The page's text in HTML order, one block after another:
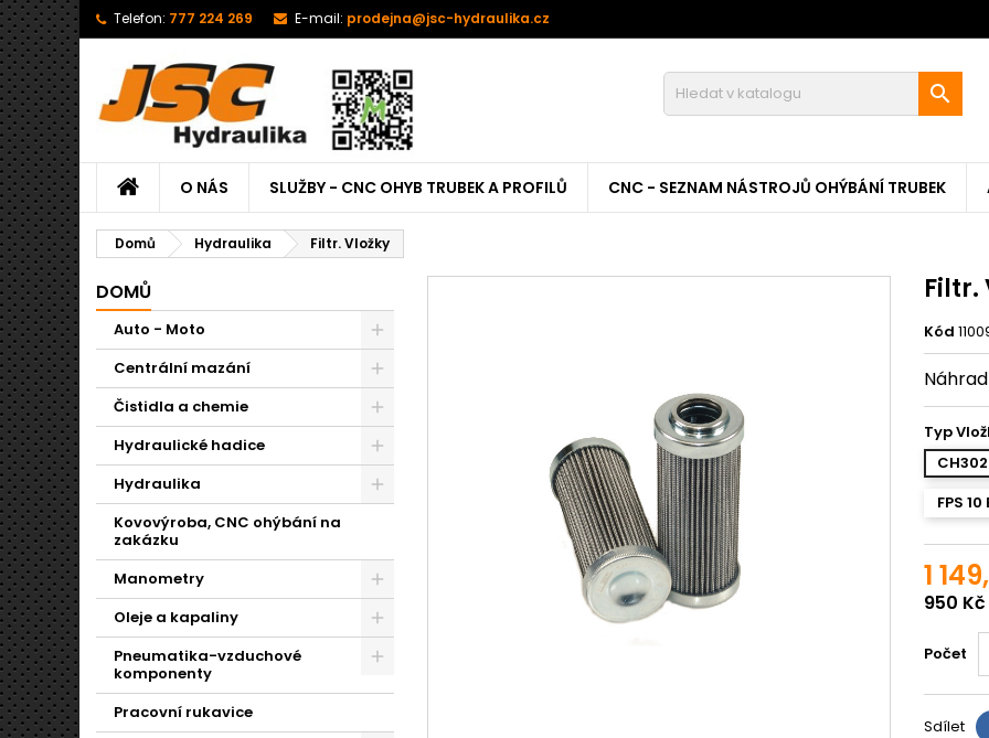
Telefon: 777 224 269 E-mail: prodejna@jsc-hydraulika.cz

O NÁS SLUŽBY - CNC OHYB TRUBEK A PROFILŮ CNC - SEZNAM NÁSTROJŮ OHÝBÁNÍ TRUBEK
Domů Hydraulika Filtr. Vložky
DOMŮ
Auto - Moto
Centrální mazání
Čistidla a chemie
Hydraulické hadice
Hydraulika
Kovovýroba, CNC ohýbání na
zakázku
Manometry
Oleje a kapaliny
Pneumatika-vzduchové
komponenty
Pracovní rukavice
Filtr.
Kód
Typ
FPS 10
1
950 Kč
Počet
Sdílet